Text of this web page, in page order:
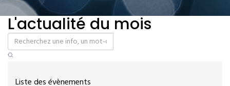
L'actualité du mois
Liste des évènements